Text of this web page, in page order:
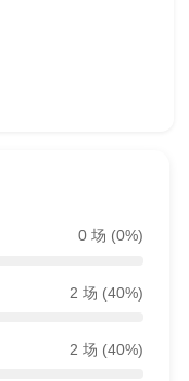
0 场 (0%)
2 场 (40%)
2 场 (40%)